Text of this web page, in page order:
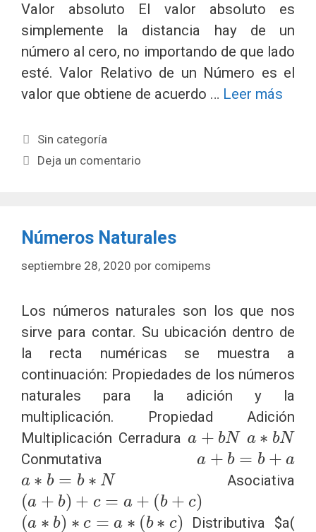
Valor absoluto El valor absoluto es
simplemente la distancia hay de un
número al cero, no importando de que lado
esté. Valor Relativo de un Número es el
valor que obtiene de acuerdo … Leer más
Categorías
Sin categoría
Deja un comentario
Números Naturales
septiembre 28, 2020 por comipems
Los números naturales son los que nos
sirve para contar. Su ubicación dentro de
la recta numéricas se muestra a
continuación: Propiedades de los números
naturales para la adición y la
multiplicación. Propiedad Adición
Multiplicación Cerradura
a+b N a∗bN
Conmutativa
+ b=b +a
a∗b=b∗N
Asociativa
(a + b ) + c= a+(
(a ∗ b)∗ c =a (b ∗ c)
Distributiva $a(